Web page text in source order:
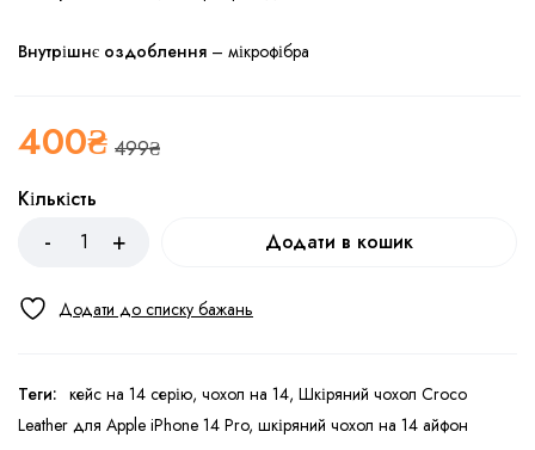
Внутрішнє оздоблення – мікрофібра
499₴
400₴
Кількість
Додати в кошик
Теги: кейс на 14 серію, чохол на 14, Шкіряний чохол Croco
Leather для Apple iPhone 14 Pro, шкіряний чохол на 14 айфон